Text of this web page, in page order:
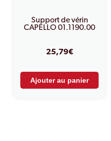
Support de vérin
CAPELLO 01.1190.00
25,79€
Ajouter au panier